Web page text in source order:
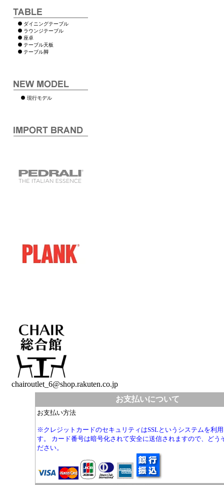
ダイニングテーブル
ラウンジテーブル
座卓
テーブル天板
テーブル脚
現行モデル
chairoutlet_6@shop.rakuten.co.jp
お支払いについて
お支払い方法
※クレジットカードのセキュリティはSSLというシステムを利
す。 カード番号は暗号化されて安全に送信されますので、どう
ださい。